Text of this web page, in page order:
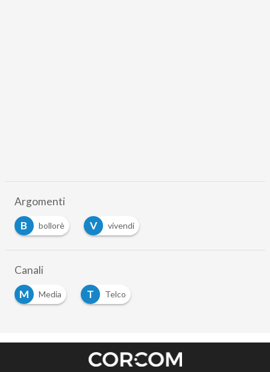
Argomenti
B
bollorè V vivendi
Canali
M
Media T Telco